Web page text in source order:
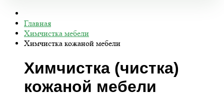
Главная
Химчистка мебели
Химчистка кожаной мебели
Химчистка (чистка)
кожаной мебели